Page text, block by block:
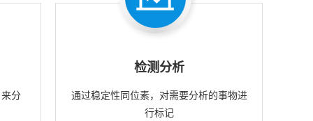
分
检测分析
通过稳定性同位素，对需要分析的事物进
行标记